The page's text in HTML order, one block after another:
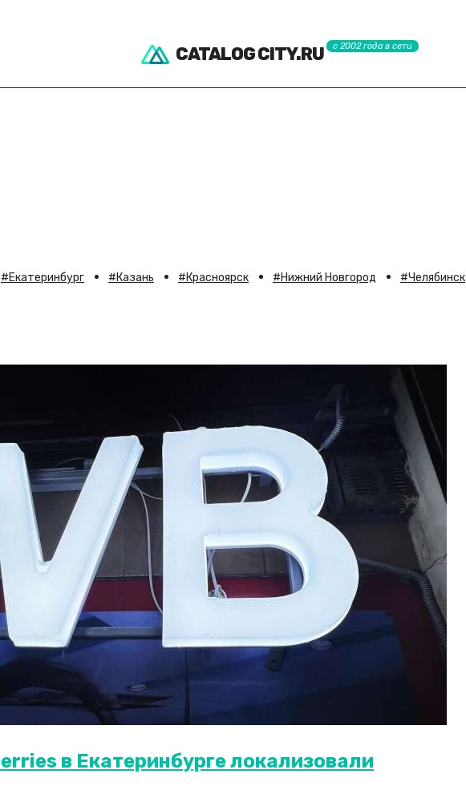
CATALOG CITY.RU с 2002 года в сети
Екатеринбург Казань Красноярск Нижний Новгород Челябинск
в Екатеринбурге локализовали